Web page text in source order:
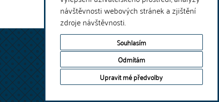
návštěvnosti webových stránek a zjištění
zdroje návštěvnosti.
Souhlasím
Odmítám
Upravit mé předvolby